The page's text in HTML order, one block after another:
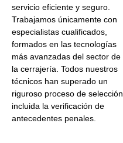
servicio eficiente y seguro.
Trabajamos únicamente con
especialistas cualificados,
formados en las tecnologías
más avanzadas del sector de
la cerrajería. Todos nuestros
técnicos han superado un
riguroso proceso de selección,
incluida la verificación de
antecedentes penales.